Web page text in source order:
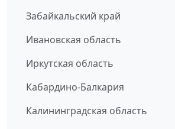
Забайкальский край
Ивановская область
Иркутская область
Кабардино-Балкария
Калининградская область